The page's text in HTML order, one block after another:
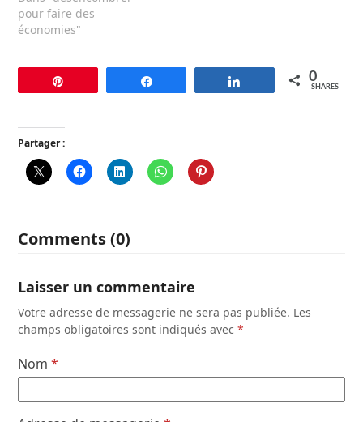
pour faire des
économies"
0
SHARES
Partager :
Comments (0)
Laisser un commentaire
Votre adresse de messagerie ne sera pas publiée. Les
champs obligatoires sont indiqués avec*
Nom*